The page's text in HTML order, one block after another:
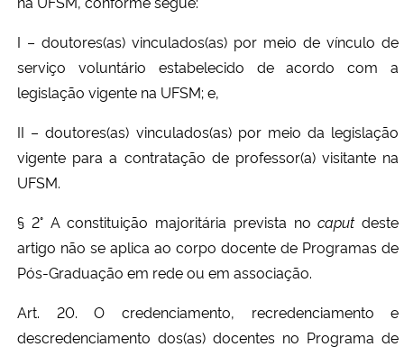
I – doutores(as) vinculados(as) por meio de vínculo de
serviço voluntário estabelecido de acordo com a
legislação vigente na UFSM; e,
II – doutores(as) vinculados(as) por meio da legislação
vigente para a contratação de professor(a) visitante na
UFSM.
§ 2° A constituição majoritária prevista nocaputdeste
artigo não se aplica ao corpo docente de Programas de
Pós-Graduação em rede ou em associação.
Art. 20. O credenciamento, recredenciamento e
descredenciamento dos(as) docentes no Programa de